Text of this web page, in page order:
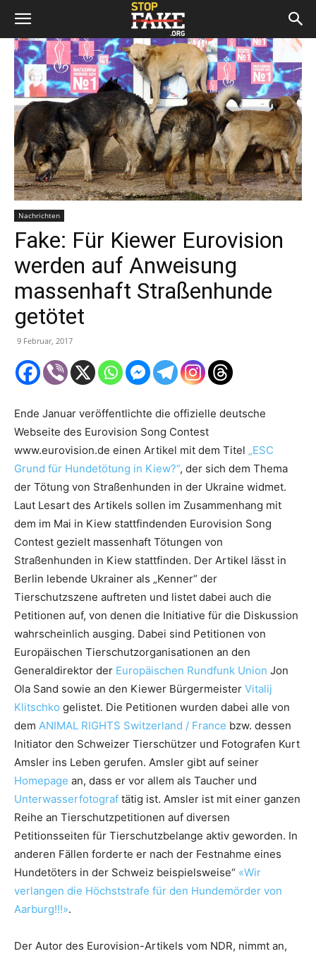
Nachrichten
Fake: Für Kiewer Eurovision
werden auf Anweisung
massenhaft Straßenhunde
getötet
9 Februar, 2017
Ende Januar veröffentlichte die offizielle deutsche
Webseite des Eurovision Song Contest
www.eurovision.de einen Artikel mit dem Titel „ESC
Grund für Hundetötung in Kiew?“, der sich dem Thema
der Tötung von Straßenhunden in der Ukraine widmet.
Laut Lesart des Artikels sollen im Zusammenhang mit
dem im Mai in Kiew stattfindenden Eurovision Song
Contest gezielt massenhaft Tötungen von
Straßenhunden in Kiew stattfinden. Der Artikel lässt in
Berlin lebende Ukrainer als „Kenner“ der
Tierschutzszene auftreten und listet dabei auch die
Petitionen auf, von denen die Initiative für die Diskussion
wahrscheinlich ausging. Dabei sind Petitionen von
Europäischen Tierschutzorganisationen an den
Generaldirektor der Europäischen Rundfunk Union Jon
Ola Sand sowie an den Kiewer Bürgermeister Vitalij
Klitschko gelistet. Die Petitionen wurden dabei alle von
dem ANIMAL RIGHTS Switzerland / France bzw. dessen
Initiator den Schweizer Tierschützer und Fotografen Kurt
Amsler ins Leben gerufen. Amsler gibt auf seiner
Homepage an, dass er vor allem als Taucher und
Unterwasserfotograf tätig ist. Amsler ist mit einer ganzen
Reihe an Tierschutzpetitionen auf diversen
Petitionsseiten für Tierschutzbelange aktiv geworden. In
anderen Fällen forderte er nach der Festnahme eines
Hundetöters in der Schweiz beispielsweise“ «Wir
verlangen die Höchststrafe für den Hundemörder von
Aarburg!!!».
Der Autor des Eurovision-Artikels vom NDR, nimmt an,